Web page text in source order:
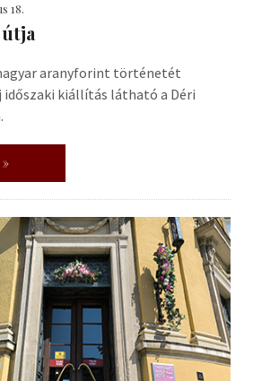
18.
aranyforint történetét
kiállítás látható a Déri